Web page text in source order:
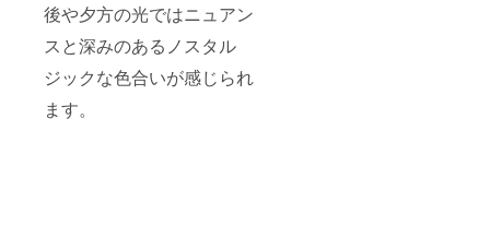
後や夕方の光ではニュアン
スと深みのあるノスタル
ジックな色合いが感じられ
ます。